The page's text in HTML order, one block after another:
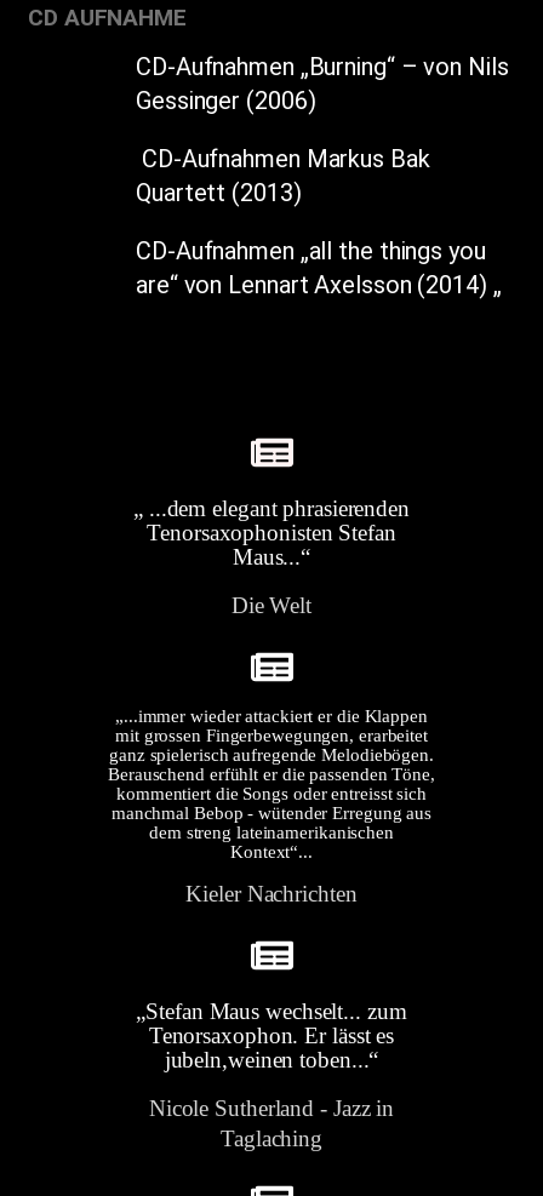
CD AUFNAHME
CD-Aufnahmen „Burning“ – von Nils
Gessinger (2006)
CD-Aufnahmen Markus Bak
Quartett (2013)
CD-Aufnahmen „all the things you
are“ von Lennart Axelsson (2014) „
„ ...dem elegant phrasierenden
Tenorsaxophonisten Stefan
Maus...“
Die Welt
„...immer wieder attackiert er die Klappen
mit grossen Fingerbewegungen, erarbeitet
ganz spielerisch aufregende Melodiebögen.
Berauschend erfühlt er die passenden Töne,
kommentiert die Songs oder entreisst sich
manchmal Bebop - wütender Erregung aus
dem streng lateinamerikanischen
Kontext“...
Kieler Nachrichten
„Stefan Maus wechselt... zum
Tenorsaxophon. Er lässt es
jubeln,weinen toben...“
Nicole Sutherland - Jazz in
Taglaching